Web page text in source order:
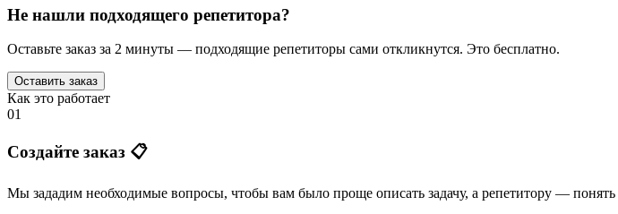
Не нашли подходящего репетитора?
Оставьте заказ за 2 минуты — подходящие репетиторы сами откликнутся. Это бесплатно.
Оставить заказ
Как это работает
01
Создайте заказ 📋
Мы зададим необходимые вопросы, чтобы вам было проще описать задачу, а репетитору — понять